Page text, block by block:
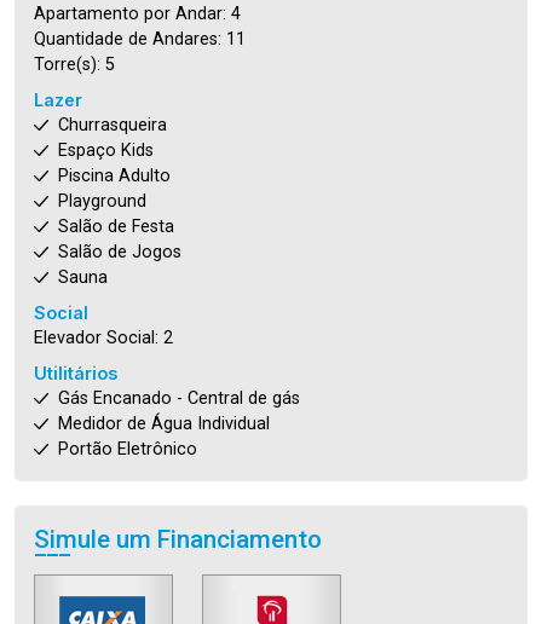
Apartamento por Andar: 4
Quantidade de Andares: 11
Torre(s): 5
Lazer
Churrasqueira
Espaço Kids
Piscina Adulto
Playground
Salão de Festa
Salão de Jogos
Sauna
Social
Elevador Social: 2
Utilitários
Gás Encanado - Central de gás
Medidor de Água Individual
Portão Eletrônico
Simule um Financiamento